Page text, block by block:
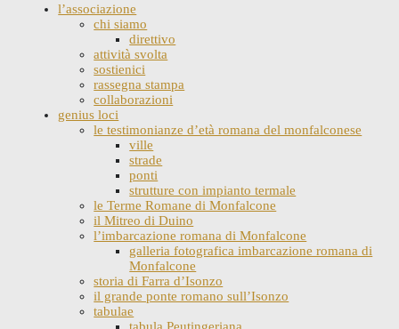
contentl’associazione
chi siamo
direttivo
attività svolta
sostienici
rassegna stampa
collaborazioni
genius loci
le testimonianze d’età romana del monfalconese
ville
strade
ponti
strutture con impianto termale
le Terme Romane di Monfalcone
il Mitreo di Duino
l’imbarcazione romana di Monfalcone
galleria fotografica imbarcazione romana di
Monfalcone
storia di Farra d’Isonzo
il grande ponte romano sull’Isonzo
tabulae